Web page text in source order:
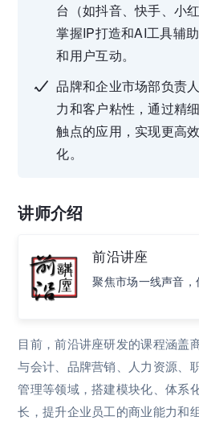
台（如抖音、快手、小
掌握IP打造和AI工具辅
和用户互动。
品牌和企业市场部负责
力和客户粘性，通过精
触点的应用，实现更高
化。
讲师介绍
前沿讲座
聚焦市场一线声音
目前，前沿讲座研发的课程涵盖
与会计、品牌营销、人力资源、
管理等领域，搭建模块化、体系
长，提升企业员工的商业能力和